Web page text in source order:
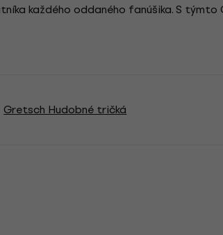
každého oddaného fanúšika. S
Gretsch Hudobné tričká